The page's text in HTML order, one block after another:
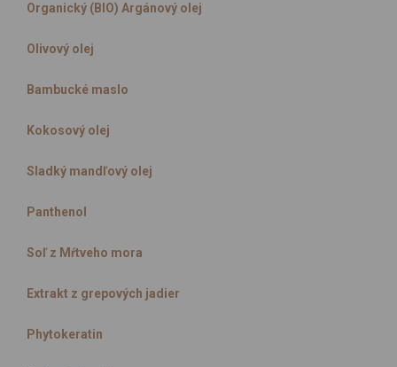
Organický (BIO) Argánový olej
Olivový olej
Bambucké maslo
Kokosový olej
Sladký mandľový olej
Panthenol
Soľ z Mŕtveho mora
Extrakt z grepových jadier
Phytokeratin